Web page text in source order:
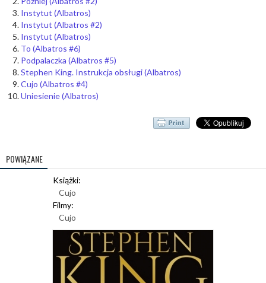
Instytut (Albatros)
Instytut (Albatros #2)
Instytut (Albatros)
To (Albatros #6)
Podpalaczka (Albatros #5)
Stephen King. Instrukcja obsługi (Albatros)
Cujo (Albatros #4)
Uniesienie (Albatros)
POWIĄZANE
Książki:
Cujo
Filmy:
Cujo